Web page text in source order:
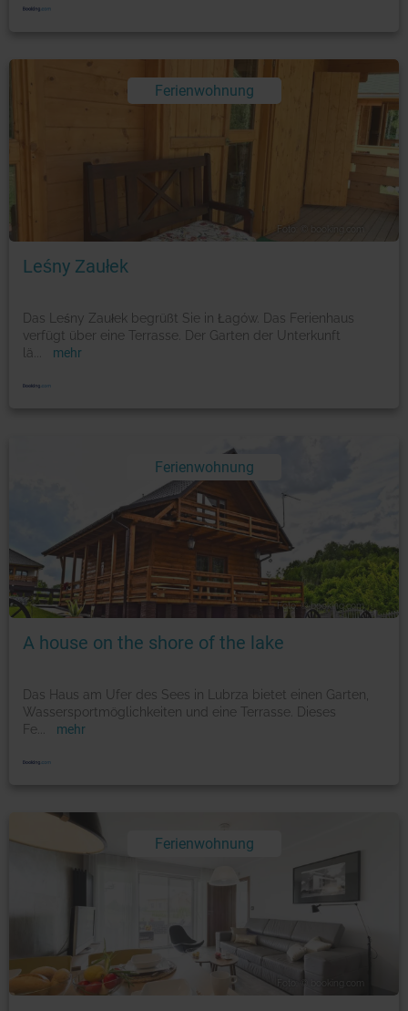
Ferienwohnung
Foto: © booking.com
Leśny Zaułek
Das Leśny Zaułek begrüßt Sie in Łagów. Das Ferienhaus
verfügt über eine Terrasse. Der Garten der Unterkunft
lä
mehr
Ferienwohnung
Foto: © booking.com
A house on the shore of the lake
Das Haus am Ufer des Sees in Lubrza bietet einen Garten,
Wassersportmöglichkeiten und eine Terrasse. Dieses
Fe
mehr
Ferienwohnung
Foto: © booking.com